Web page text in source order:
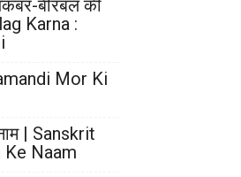
बीरबल की
Karna :
Mor Ki
| Sanskrit
Ke Naam